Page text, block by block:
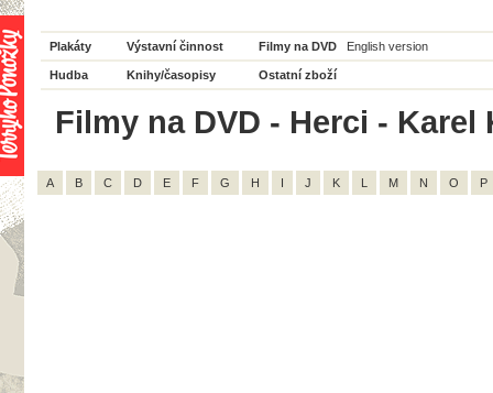
Plakáty Výstavní činnost Filmy na DVD English version
Hudba Knihy/časopisy Ostatní zboží
Filmy na DVD - Herci -
A B C D E F G H I J K L M N O P